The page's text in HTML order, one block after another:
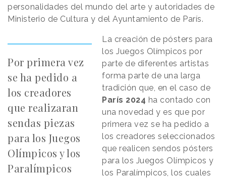
personalidades del mundo del arte y autoridades de
Ministerio de Cultura y del Ayuntamiento de París.
Por primera vez
se ha pedido a
los creadores
que realizaran
sendas piezas
para los Juegos
Olímpicos y los
Paralímpicos
La creación de pósters para
los Juegos Olímpicos por
parte de diferentes artistas
forma parte de una larga
tradición que, en el caso de
París 2024 ha contado con
una novedad y es que por
primera vez se ha pedido a
los creadores seleccionados
que realicen sendos pósters
para los Juegos Olímpicos y
los Paralímpicos, los cuales